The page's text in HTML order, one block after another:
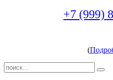
+7 (999)
(